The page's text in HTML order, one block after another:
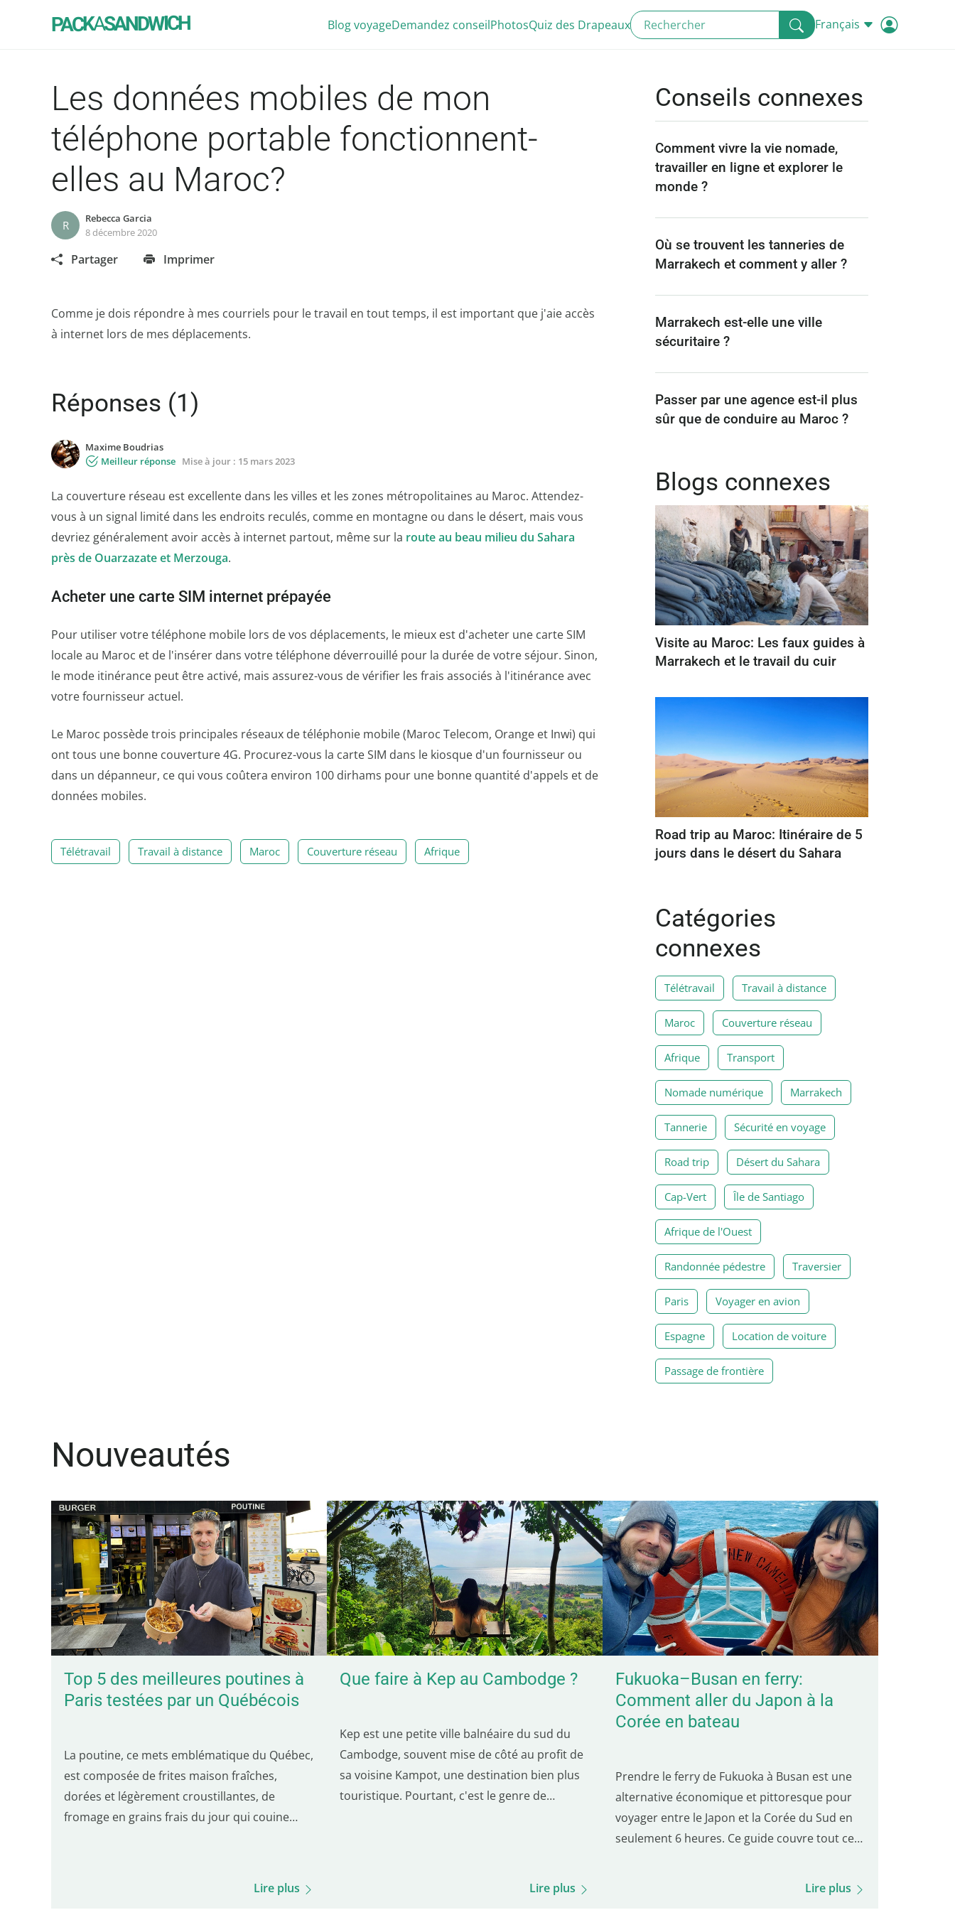
PACKASANDWICH Blog voyageDemandez conseilPhotosQuiz des Drapeaux Français
Les données mobiles de mon
téléphone portable fonctionnent-
elles au Maroc?
R
Rebecca Garcia
8 décembre 2020
Partager Imprimer
Comme je dois répondre à mes courriels pour le travail en tout temps, il est important que j'aie accès
à internet lors de mes déplacements.
Réponses (1)
Maxime Boudrias
Meilleur réponse Mise à jour : 15 mars 2023
La couverture réseau est excellente dans les villes et les zones métropolitaines au Maroc. Attendez-
vous à un signal limité dans les endroits reculés, comme en montagne ou dans le désert, mais vous
devriez généralement avoir accès à internet partout, même sur la route au beau milieu du Sahara
près de Ouarzazate et Merzouga.
Acheter une carte SIM internet prépayée
Pour utiliser votre téléphone mobile lors de vos déplacements, le mieux est d'acheter une carte SIM
locale au Maroc et de l'insérer dans votre téléphone déverrouillé pour la durée de votre séjour. Sinon,
le mode itinérance peut être activé, mais assurez-vous de vérifier les frais associés à l'itinérance avec
votre fournisseur actuel.
Le Maroc possède trois principales réseaux de téléphonie mobile (Maroc Telecom, Orange et Inwi) qui
ont tous une bonne couverture 4G. Procurez-vous la carte SIM dans le kiosque d'un fournisseur ou
dans un dépanneur, ce qui vous coûtera environ 100 dirhams pour une bonne quantité d'appels et de
données mobiles.
Télétravail Travail à distance Maroc Couverture réseau Afrique
Conseils connexes
Comment vivre la vie nomade,
travailler en ligne et explorer le
monde ?
Où se trouvent les tanneries de
Marrakech et comment y aller ?
Marrakech est-elle une ville
sécuritaire ?
Passer par une agence est-il plus
sûr que de conduire au Maroc ?
Blogs connexes
Visite au Maroc: Les faux guides à
Marrakech et le travail du cuir
Road trip au Maroc: Itinéraire de 5
jours dans le désert du Sahara
Catégories
connexes
Télétravail Travail à distance
Maroc Couverture réseau
Afrique Transport
Nomade numérique Marrakech
Tannerie Sécurité en voyage
Road trip Désert du Sahara
Cap-Vert Île de Santiago
Afrique de l'Ouest
Randonnée pédestre Traversier
Paris Voyager en avion
Espagne Location de voiture
Passage de frontière
Nouveautés
Top 5 des meilleures poutines à
Paris testées par un Québécois
La poutine, ce mets emblématique du Québec,
est composée de frites maison fraîches,
dorées et légèrement croustillantes, de
fromage en grains frais du jour qui couine
distingue une bonne poutine du Québec.
Lire plus
Que faire à Kep au Cambodge ?
Kep est une petite ville balnéaire du sud du
Cambodge, souvent mise de côté au profit de
sa voisine Kampot, une destination bien plus
touristique. Pourtant, c'est le genre de
première ville où je me suis arrêté en arrivant
Lire plus
Fukuoka–Busan en ferry:
Comment aller du Japon à la
Corée en bateau
Prendre le ferry de Fukuoka à Busan est une
alternative économique et pittoresque pour
voyager entre le Japon et la Corée du Sud en
seulement 6 heures. Ce guide couvre tout ce
Lire plus